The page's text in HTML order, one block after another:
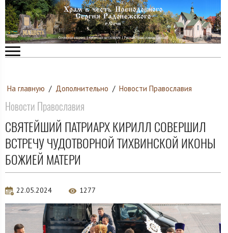
На главную / Дополнительно / Новости Православия
Новости Православия
СВЯТЕЙШИЙ ПАТРИАРХ КИРИЛЛ СОВЕРШИЛ
ВСТРЕЧУ ЧУДОТВОРНОЙ ТИХВИНСКОЙ ИКОНЫ
БОЖИЕЙ МАТЕРИ
22.05.2024 1277